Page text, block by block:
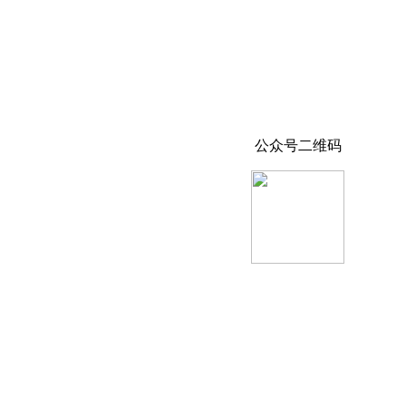
公众号二维码